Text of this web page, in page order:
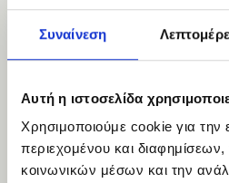
Συναίνεση
Αυτή η ιστοσελίδα
Χρησιμοποιούμε cookie για την
περιεχομένου και
κοινωνικών μέσων και την